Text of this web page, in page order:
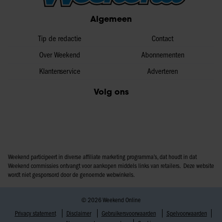
partners kunnen deze gegevens combineren met andere
informatie die u aan ze heeft verstrekt of die ze hebben
gaat akkoord met onze cookies als u onze website blijft
gebruiken.
Algemeen
Tip de redactie
Over Weekend
Klantenservice
Contact
Abonnementen
Adverteren
Volg ons
Weekend participeert in diverse affiliate marketing programma’s, dat houdt in dat
Weekend commissies ontvangt voor aankopen middels links van retailers. Deze website
wordt niet gesponsord door de genoemde webwinkels.
© 2026 Weekend Online
Privacy statement
Disclaimer Gebruikersvoorwaarden
Spelvoorwaarden